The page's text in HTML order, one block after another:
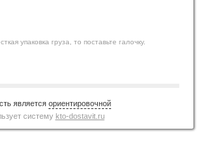
упаковка груза, то поставьте галочку.
является ориентировочной
систему kto-dostavit.ru